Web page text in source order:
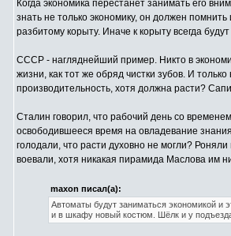
Когда экономика перестанет занимать его
знать не только экономику, он должен
разбитому корыту. Иначе к корыту всегда
СССР - нагляднейший пример. Никто в
жизни, как тот же обряд чистки зубов. И
производительность, хотя должна расти?
Сталин говорил, что рабочий день со
освободившееся время на овладевание
голодали, что расти духовно не могли?
воевали, хотя никакая пирамида Маслова им
maxon писал(а):
Автоматы будут заниматься экономикой и
и в шкафу новый костюм. Шёлк и у